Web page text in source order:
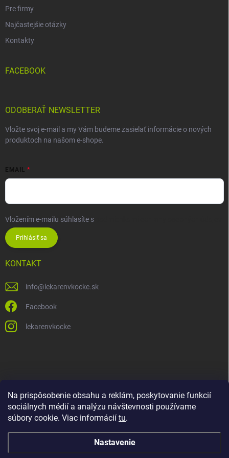
Na prispôsobenie obsahu a reklám, poskytovanie funkcií
sociálnych médií a analýzu návštevnosti používame
súbory cookie. Viac informácií tu.
Nastavenie
Pre firmy
Najčastejšie otázky
Kontakty
FACEBOOK
ODOBERAŤ NEWSLETTER
Vložte svoj e-mail a my Vám budeme zasielať informácie o nových
produktoch na našom e-shope.
EMAIL
Vložením e-mailu súhlasíte s
Prihlásiť sa
KONTAKT
info@ lekarenvkocke.sk
Facebook
lekarenvkocke